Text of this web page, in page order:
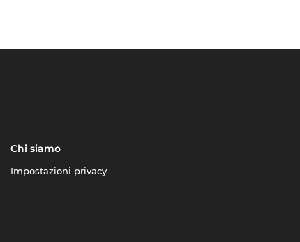
Chi siamo
Impostazioni privacy